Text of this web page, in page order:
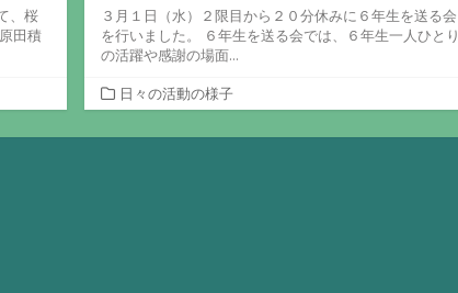
、桜
田積
３月１日（水）２限目から２０分休みに６年生を送る会
を行いました。 ６年生を送る会では、６年生一人ひとり
の活躍や感謝の場面...
カ
テ
ゴ
日々の活動の様子